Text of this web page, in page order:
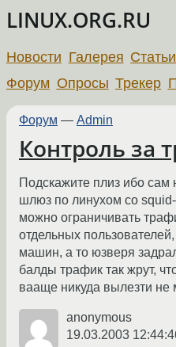
LINUX.ORG.RU
Новости Галерея Статьи
Форум Опросы Трекер
Форум — Admin
Контроль за
Подскажите плиз ибо сам
шлюз по линухом со
можно ограничивать
отдельных
машин, а то юзверя
балды трафик так жрут,
вааще никуда вылезти не
anonymous
19.03.2003